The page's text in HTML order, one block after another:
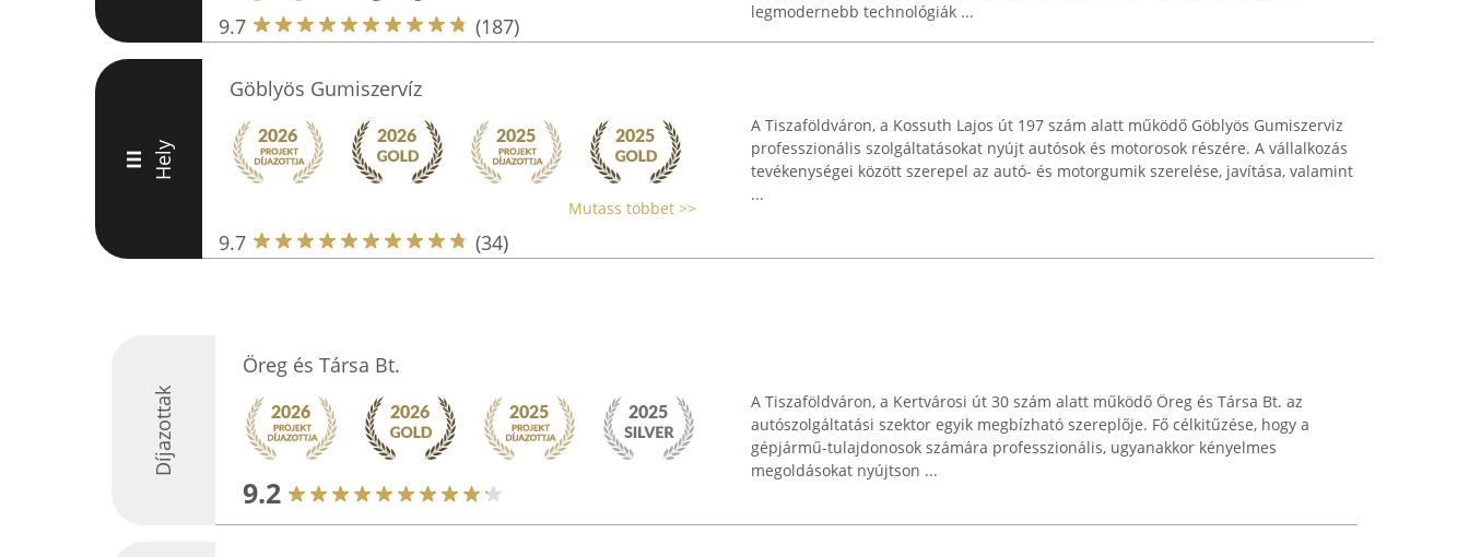
9.7 (187)
legmodernebb technológiák ...
III Hely
Göblyös Gumiszervíz
Mutass többet >>
9.7 (34)
A Tiszaföldváron, a Kossuth Lajos út 197 szám alatt működő Göblyös Gumiszerviz
professzionális szolgáltatásokat nyújt autósok és motorosok részére. A vállalkozás
tevékenységei között szerepel az autó- és motorgumik szerelése, javítása, valamint
...
Díjazottak
Öreg és Társa Bt.
9.2
A Tiszaföldváron, a Kertvárosi út 30 szám alatt működő Öreg és Társa Bt. az
autószolgáltatási szektor egyik megbízható szereplője. Fő célkitűzése, hogy a
gépjármű-tulajdonosok számára professzionális, ugyanakkor kényelmes
megoldásokat nyújtson ...